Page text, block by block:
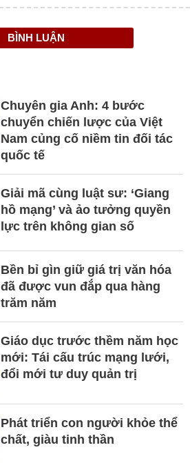
BÌNH LUẬN
Chuyên gia Anh: 4 bước
chuyển chiến lược của Việt
Nam củng cố niềm tin đối tác
quốc tế
Giải mã cùng luật sư: ‘Giang
hồ mạng’ và ảo tưởng quyền
lực trên không gian số
Bền bỉ gìn giữ giá trị văn hóa
đã được vun đắp qua hàng
trăm năm
Giáo dục trước thềm năm học
mới: Tái cấu trúc mạng lưới,
đổi mới tư duy quản trị
Phát triển con người khỏe thể
chất, giàu tinh thần